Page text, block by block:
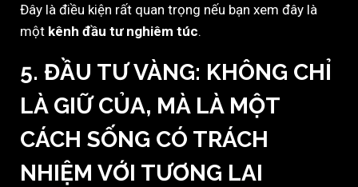
Đây là điều kiện rất quan trọng nếu bạn xem đây là
một kênh đầu tư nghiêm túc.
5. ĐẦU TƯ VÀNG: KHÔNG CHỈ
LÀ GIỮ CỦA, MÀ LÀ MỘT
CÁCH SỐNG CÓ TRÁCH
NHIỆM VỚI TƯƠNG LAI